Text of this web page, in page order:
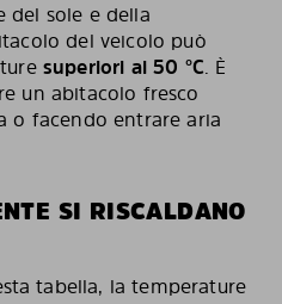
del sole e della
del veicolo può
superiori ai 50 °C. È
un abitacolo fresco
o facendo entrare aria
SI RISCALDANO
tabella, la temperature